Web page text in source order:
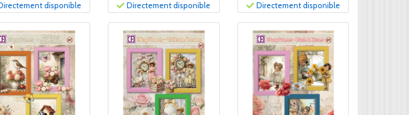
disponible Directement disponible Directement disponible